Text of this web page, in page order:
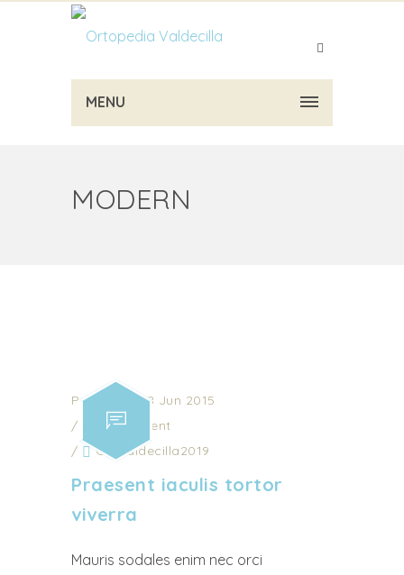
MENU
MODERN
Posted on 18 Jun 2015
/
0 Comment
/
Ot_valdecilla2019
Praesent iaculis tortor
viverra
Mauris sodales enim nec orci